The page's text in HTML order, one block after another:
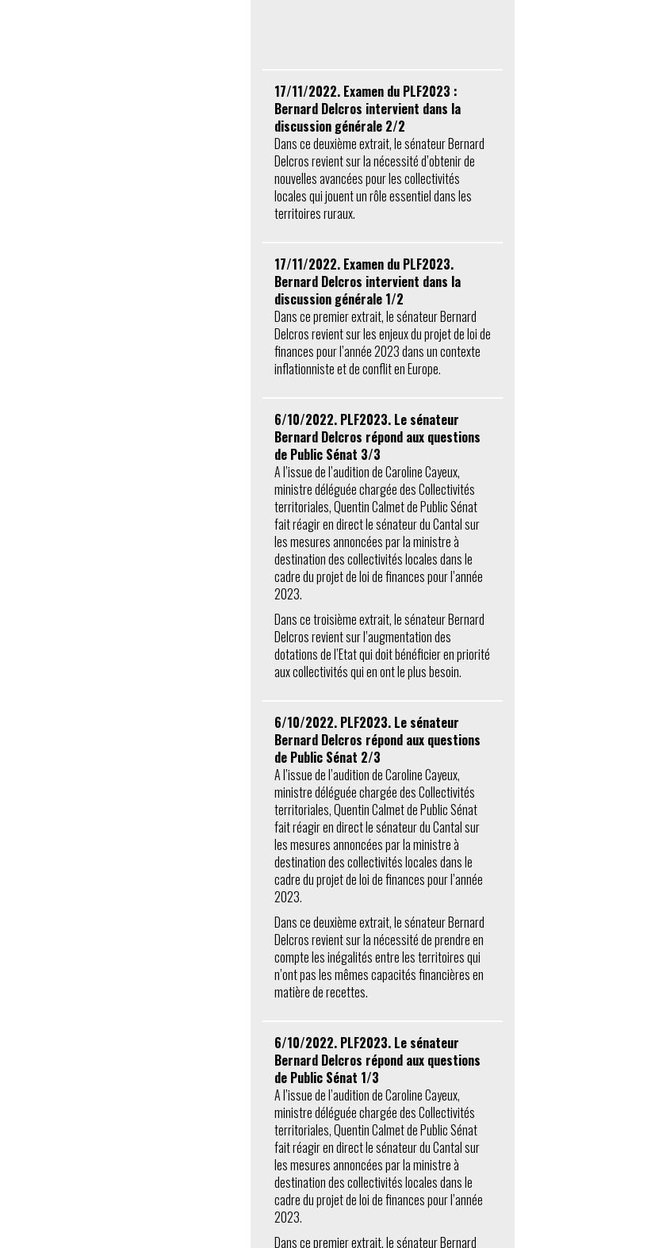
17/11/2022. Examen du PLF2023 :
Bernard Delcros intervient dans la
discussion générale 2/2
Dans ce deuxième extrait, le sénateur Bernard
Delcros revient sur la nécessité d’obtenir de
nouvelles avancées pour les collectivités
locales qui jouent un rôle essentiel dans les
territoires ruraux.
17/11/2022. Examen du PLF2023.
Bernard Delcros intervient dans la
discussion générale 1/2
Dans ce premier extrait, le sénateur Bernard
Delcros revient sur les enjeux du projet de loi de
finances pour l’année 2023 dans un contexte
inflationniste et de conflit en Europe.
6/10/2022. PLF2023. Le sénateur
Bernard Delcros répond aux questions
de Public Sénat 3/3
A l’issue de l’audition de Caroline Cayeux,
ministre déléguée chargée des Collectivités
territoriales, Quentin Calmet de Public Sénat
fait réagir en direct le sénateur du Cantal sur
les mesures annoncées par la ministre à
destination des collectivités locales dans le
cadre du projet de loi de finances pour l’année
2023.
Dans ce troisième extrait, le sénateur Bernard
Delcros revient sur l’augmentation des
dotations de l’Etat qui doit bénéficier en priorité
aux collectivités qui en ont le plus besoin.
6/10/2022. PLF2023. Le sénateur
Bernard Delcros répond aux questions
de Public Sénat 2/3
A l’issue de l’audition de Caroline Cayeux,
ministre déléguée chargée des Collectivités
territoriales, Quentin Calmet de Public Sénat
fait réagir en direct le sénateur du Cantal sur
les mesures annoncées par la ministre à
destination des collectivités locales dans le
cadre du projet de loi de finances pour l’année
2023.
Dans ce deuxième extrait, le sénateur Bernard
Delcros revient sur la nécessité de prendre en
compte les inégalités entre les territoires qui
n’ont pas les mêmes capacités financières en
matière de recettes.
6/10/2022. PLF2023. Le sénateur
Bernard Delcros répond aux questions
de Public Sénat 1/3
A l’issue de l’audition de Caroline Cayeux,
ministre déléguée chargée des Collectivités
territoriales, Quentin Calmet de Public Sénat
fait réagir en direct le sénateur du Cantal sur
les mesures annoncées par la ministre à
destination des collectivités locales dans le
cadre du projet de loi de finances pour l’année
2023.
Dans ce premier extrait, le sénateur Bernard